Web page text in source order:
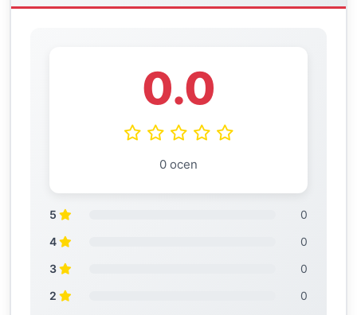
0.0
0 ocen
5
0
4
0
3
0
2
0